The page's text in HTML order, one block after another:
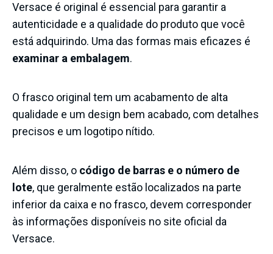
Versace é original é essencial para garantir a
autenticidade e a qualidade do produto que você
está adquirindo. Uma das formas mais eficazes é
examinar a embalagem.
O frasco original tem um acabamento de alta
qualidade e um design bem acabado, com detalhes
precisos e um logotipo nítido.
Além disso, o código de barras e o número de
lote, que geralmente estão localizados na parte
inferior da caixa e no frasco, devem corresponder
às informações disponíveis no site oficial da
Versace.